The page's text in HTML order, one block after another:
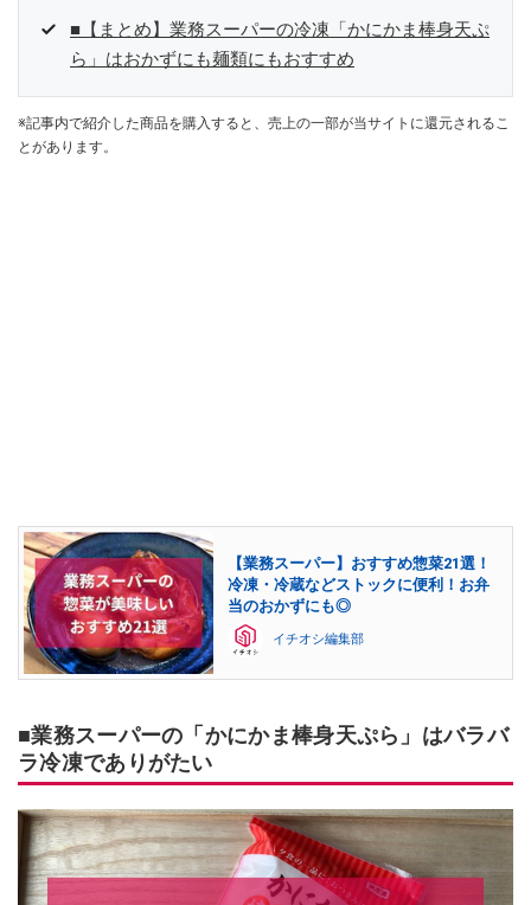
■【まとめ】業務スーパーの冷凍「かにかま棒身天ぷ
ら」はおかずにも麺類にもおすすめ
※記事内で紹介した商品を購入すると、売上の一部が当サイトに還元されるこ
とがあります。
【業務スーパー】おすすめ惣菜21選！
冷凍・冷蔵などストックに便利！お弁
当のおかずにも◎
イチオシ編集部
■業務スーパーの「かにかま棒身天ぷら」はバラバ
ラ冷凍でありがたい